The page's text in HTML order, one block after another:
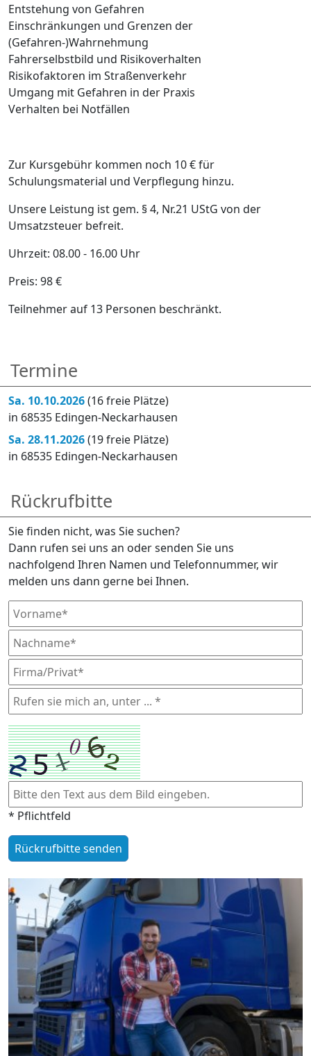
Entstehung von Gefahren
Einschränkungen und Grenzen der
(Gefahren-)Wahrnehmung
Fahrerselbstbild und Risikoverhalten
Risikofaktoren im Straßenverkehr
Umgang mit Gefahren in der Praxis
Verhalten bei Notfällen
Zur Kursgebühr kommen noch 10 € für
Schulungsmaterial und Verpflegung hinzu.
Unsere Leistung ist gem. § 4, Nr.21 UStG von der
Umsatzsteuer befreit.
Uhrzeit: 08.00 - 16.00 Uhr
Preis: 98 €
Teilnehmer auf 13 Personen beschränkt.
Termine
Sa. 10.10.2026(16 freie Plätze)
in 68535 Edingen-Neckarhausen
Sa. 28.11.2026(19 freie Plätze)
in 68535 Edingen-Neckarhausen
Rückrufbitte
Sie finden nicht, was Sie suchen?
Dann rufen sei uns an oder senden Sie uns
nachfolgend Ihren Namen und Telefonnummer, wir
melden uns dann gerne bei Ihnen.
* Pflichtfeld